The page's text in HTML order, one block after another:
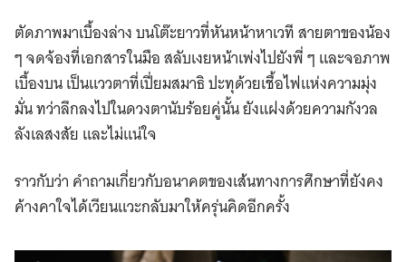
ตัดภาพมาเบื้องล่าง บนโต๊ะยาวที่หันหน้าหาเวที สายตาของน้อง
ๆ จดจ้องที่เอกสารในมือ สลับเงยหน้าเพ่งไปยังพี่ ๆ และจอภาพ
เบื้องบน เป็นแววตาที่เปี่ยมสมาธิ ปะทุด้วยเชื้อไฟแห่งความมุ่ง
มั่น ทว่าลึกลงไปในดวงตานับร้อยคู่นั้น ยังแฝงด้วยความกังวล
ลังเลสงสัย และไม่แน่ใจ
ราวกับว่า คำถามเกี่ยวกับอนาคตของเส้นทางการศึกษาที่ยังคง
ค้างคาใจได้เวียนแวะกลับมาให้ครุ่นคิดอีกครั้ง